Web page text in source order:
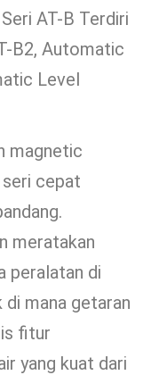
AT-B Terdiri
B2, Automatic
Level
magnetic
cepat
meratakan
peralatan di
mana getaran
fitur
yang kuat dari